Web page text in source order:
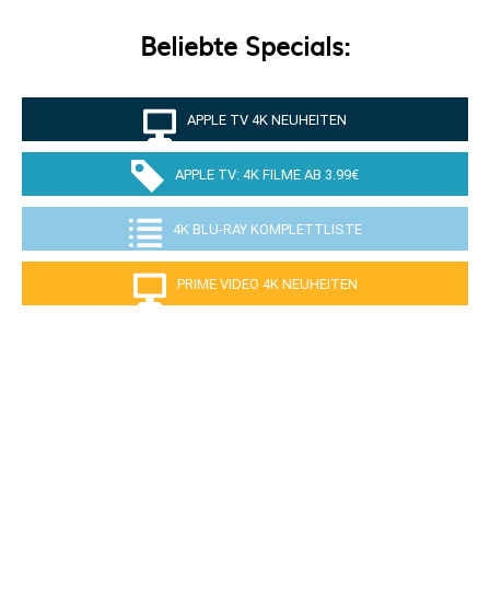
Beliebte Specials:
APPLE TV 4K NEUHEITEN
APPLE TV: 4K FILME AB 3.99€
4K BLU-RAY KOMPLETTLISTE
PRIME VIDEO 4K NEUHEITEN